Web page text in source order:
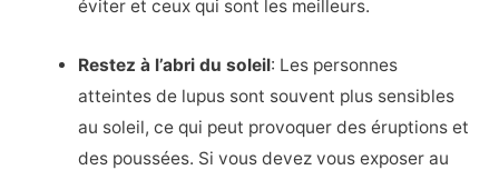
éviter et ceux qui sont les meilleurs.
Restez à l’abri du soleil: Les personnes
atteintes de lupus sont souvent plus sensibles
au soleil, ce qui peut provoquer des éruptions et
des poussées. Si vous devez vous exposer au